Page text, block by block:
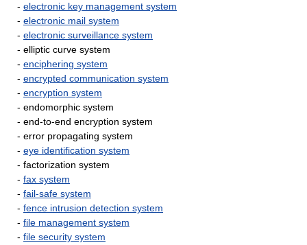
- electronic key management system
- electronic mail system
- electronic surveillance system
- elliptic curve system
- enciphering system
- encrypted communication system
- encryption system
- endomorphic system
- end-to-end encryption system
- error propagating system
- eye identification system
- factorization system
- fax system
- fail-safe system
- fence intrusion detection system
- file management system
- file security system